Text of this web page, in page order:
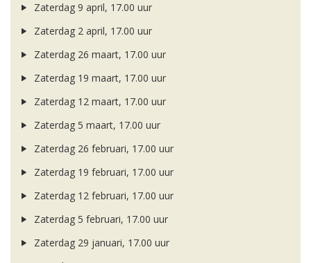
Zaterdag 9 april, 17.00 uur
Zaterdag 2 april, 17.00 uur
Zaterdag 26 maart, 17.00 uur
Zaterdag 19 maart, 17.00 uur
Zaterdag 12 maart, 17.00 uur
Zaterdag 5 maart, 17.00 uur
Zaterdag 26 februari, 17.00 uur
Zaterdag 19 februari, 17.00 uur
Zaterdag 12 februari, 17.00 uur
Zaterdag 5 februari, 17.00 uur
Zaterdag 29 januari, 17.00 uur